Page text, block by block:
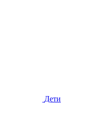
Дети